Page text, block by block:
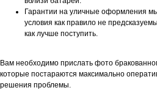
Гарантии на уличные оформления
условия как правило не
как лучше поступить.
Вам необходимо прислать фото
которые постараются максимально
решения проблемы.